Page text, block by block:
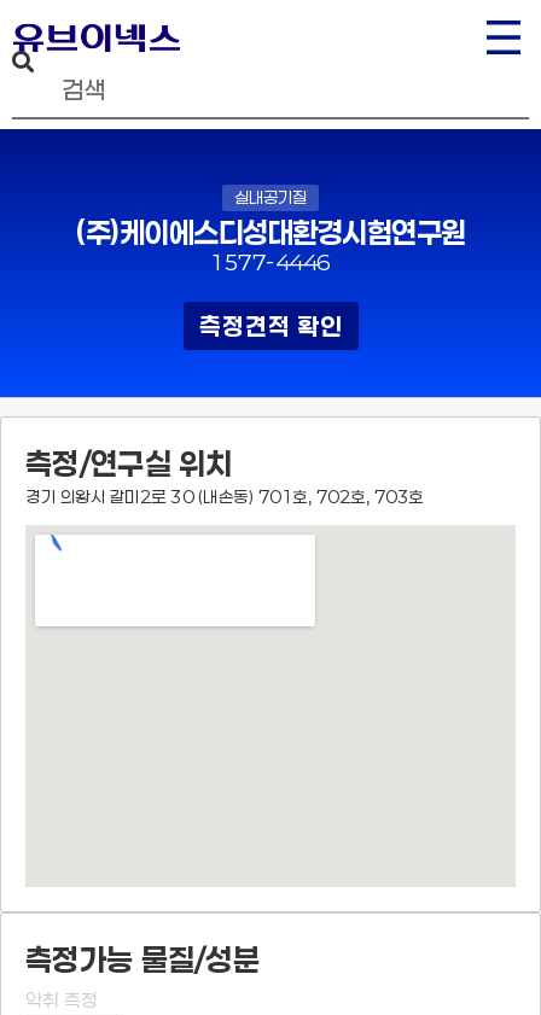
실내공기질
(주)케이에스디성대환경시험연구원
1577-4446
측정견적 확인
측정/연구실 위치
경기 의왕시 갈미2로 30 (내손동) 701호, 702호, 703호
측정가능 물질/성분
악취 측정